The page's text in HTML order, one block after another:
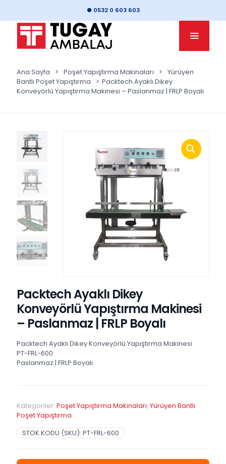
● 0532 0 603 603
Ana Sayfa > Poşet Yapıştırma Makinaları > Yürüyen
Bantlı Poşet Yapıştırma
> Packtech Ayaklı Dikey
Konveyörlü Yapıştırma Makinesi – Paslanmaz | FRLP Boyalı
Packtech Ayaklı Dikey
Konveyörlü Yapıştırma Makinesi
– Paslanmaz | FRLP Boyalı
Packtech Ayaklı Dikey Konveyörlü Yapıştırma Makinesi
PT-FRL-600
Paslanmaz | FRLP Boyalı
Kategoriler: Poşet Yapıştırma Makinaları, Yürüyen Bantlı
Poşet Yapıştırma
STOK KODU (SKU): PT-FRL-600